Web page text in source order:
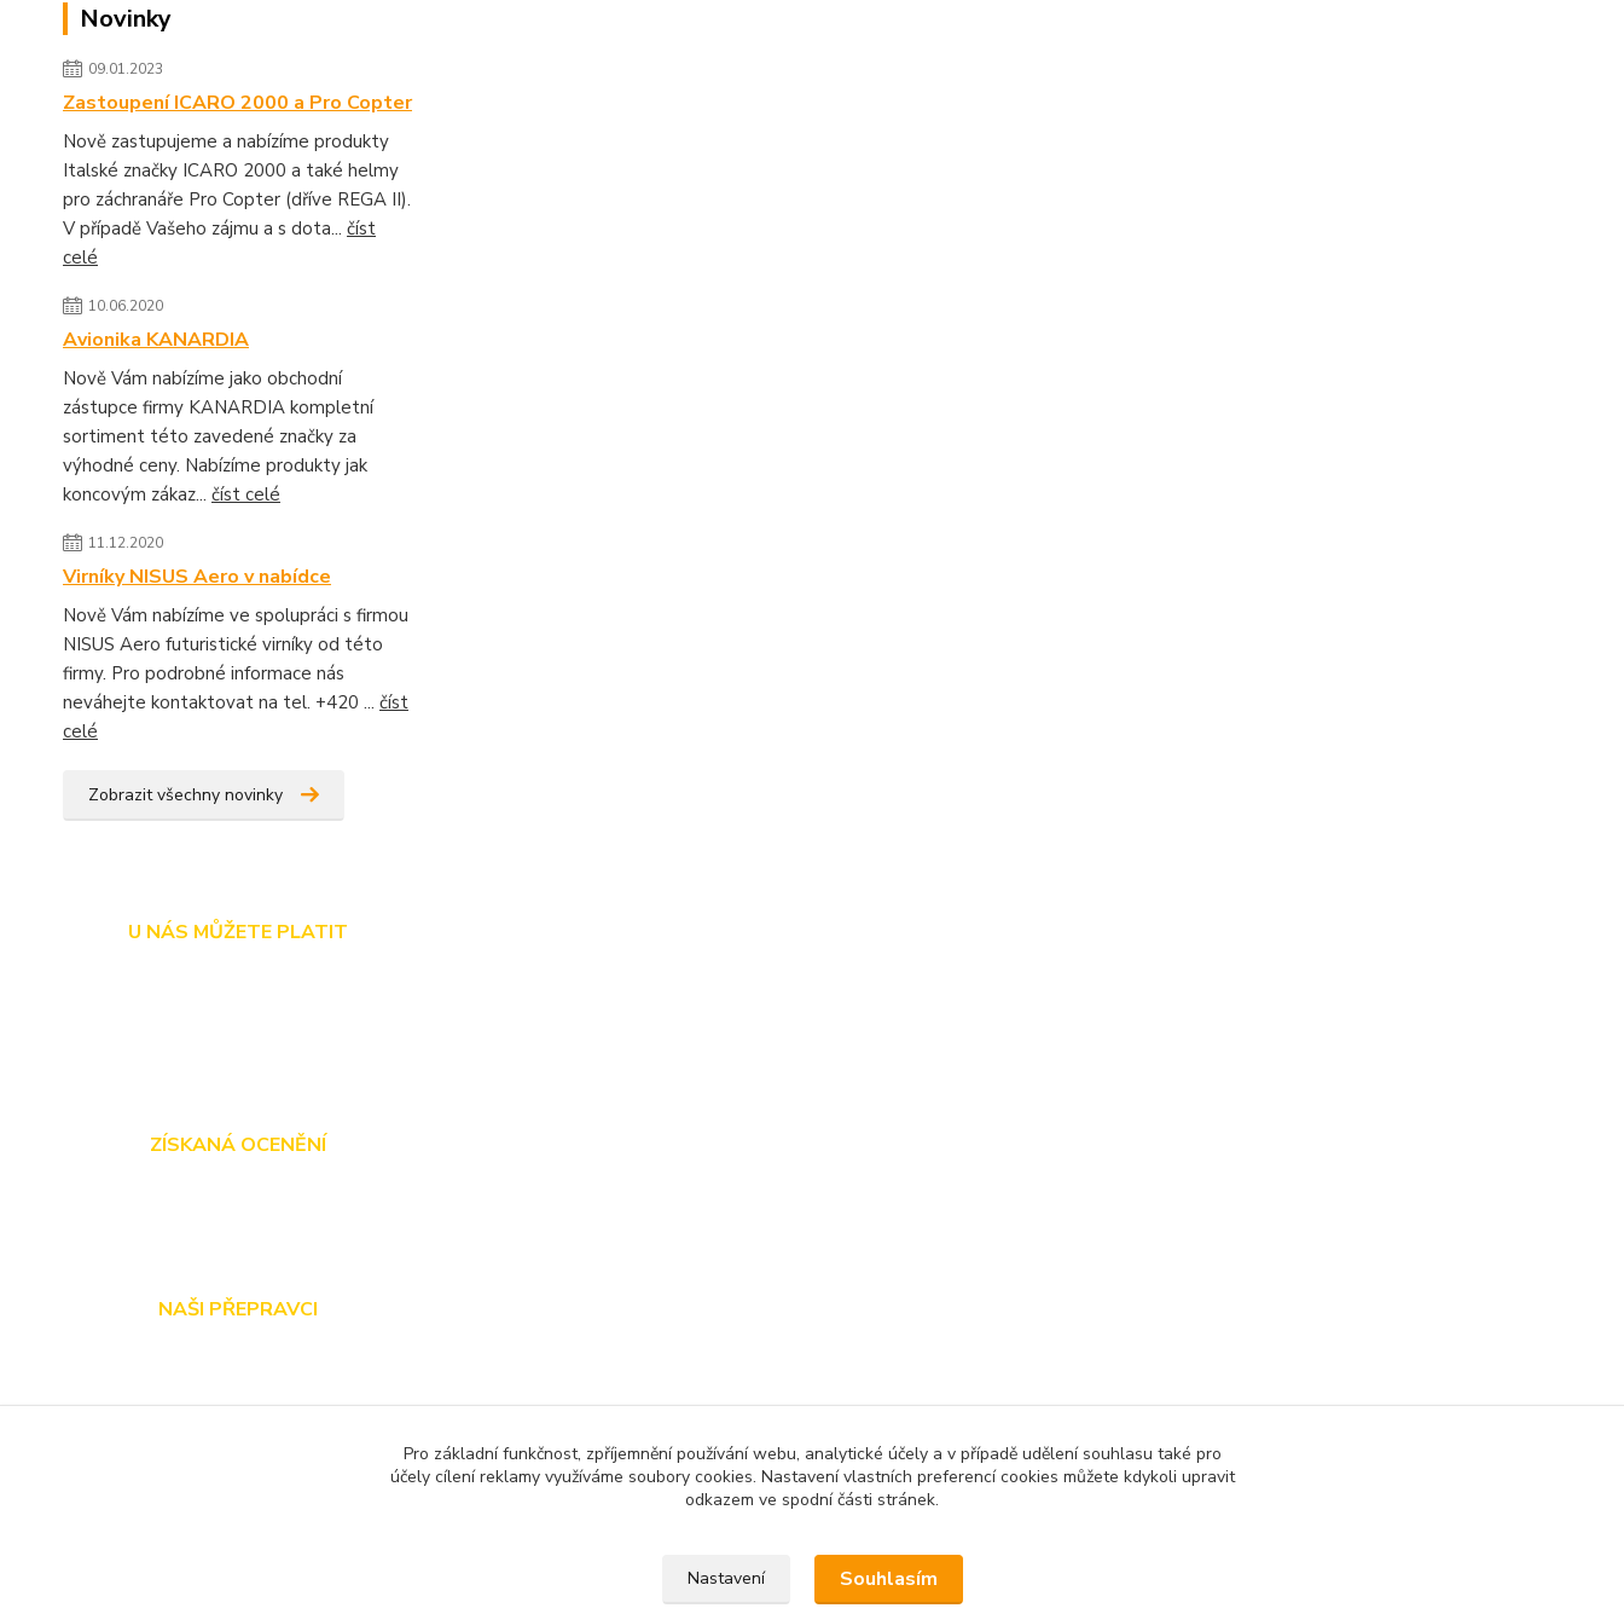
Novinky
09.01.2023
Zastoupení ICARO 2000 a Pro Copter
Nově zastupujeme a nabízíme produkty
Italské značky ICARO 2000 a také helmy
pro záchranáře Pro Copter (dříve REGA II).
V případě Vašeho zájmu a s dota... číst
celé
10.06.2020
Avionika KANARDIA
Nově Vám nabízíme jako obchodní
zástupce firmy KANARDIA kompletní
sortiment této zavedené značky za
výhodné ceny. Nabízíme produkty jak
koncovým zákaz... číst celé
11.12.2020
Virníky NISUS Aero v nabídce
Nově Vám nabízíme ve spolupráci s firmou
NISUS Aero futuristické virníky od této
firmy. Pro podrobné informace nás
neváhejte kontaktovat na tel. +420 ... číst
celé
Zobrazit všechny novinky
U NÁS MŮŽETE PLATIT
ZÍSKANÁ OCENĚNÍ
NAŠI PŘEPRAVCI
Pro základní funkčnost, zpříjemnění používání webu, analytické účely a v případě udělení souhlasu také pro
účely cílení reklamy využíváme soubory cookies. Nastavení vlastních preferencí cookies můžete kdykoli upravit
odkazem ve spodní části stránek.
Nastavení Souhlasím